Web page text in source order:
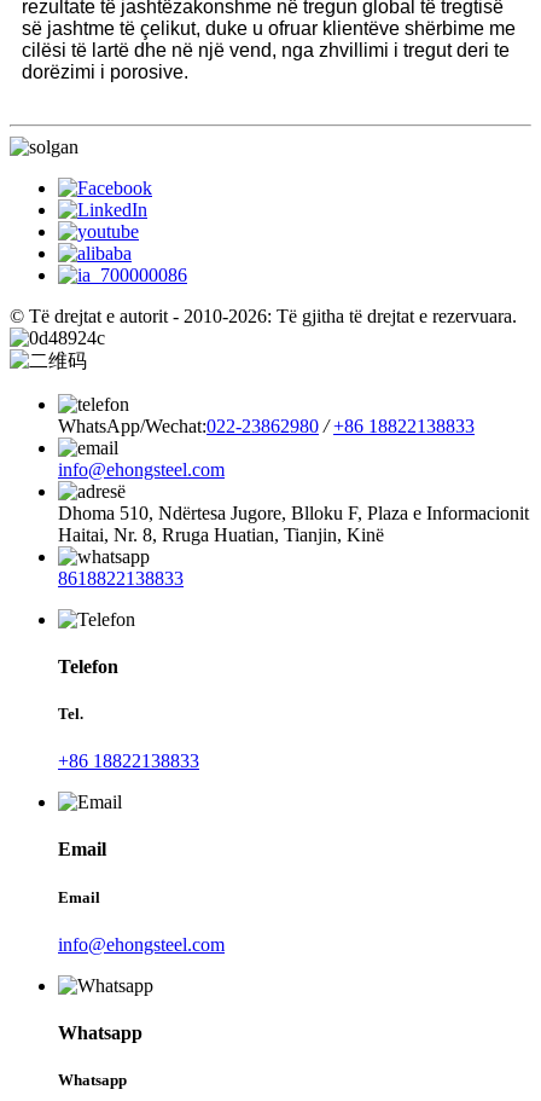
rezultate të jashtëzakonshme në tregun global të tregtisë
së jashtme të çelikut, duke u ofruar klientëve shërbime me
cilësi të lartë dhe në një vend, nga zhvillimi i tregut deri te
dorëzimi i porosive.
© Të drejtat e autorit - 2010-2026: Të gjitha të drejtat e rezervuara.
WhatsApp/Wechat:022-23862980 / +86 18822138833
info@ehongsteel.com
Dhoma 510, Ndërtesa Jugore, Blloku F, Plaza e Informacionit
Haitai, Nr. 8, Rruga Huatian, Tianjin, Kinë
8618822138833
Telefon
Tel.
+86 18822138833
Email
Email
info@ehongsteel.com
Whatsapp
Whatsapp